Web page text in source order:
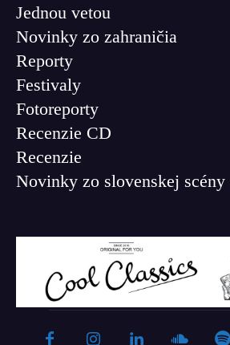
Jednou vetou
Novinky zo zahraničia
Reporty
Festivaly
Fotoreporty
Recenzie CD
Recenzie
Novinky zo slovenskej scény